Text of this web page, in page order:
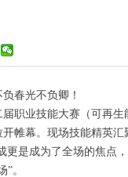
春光不负卿！
职业技能大赛（可再
帷幕。现场技能精英
更是成为了全场的焦点
。